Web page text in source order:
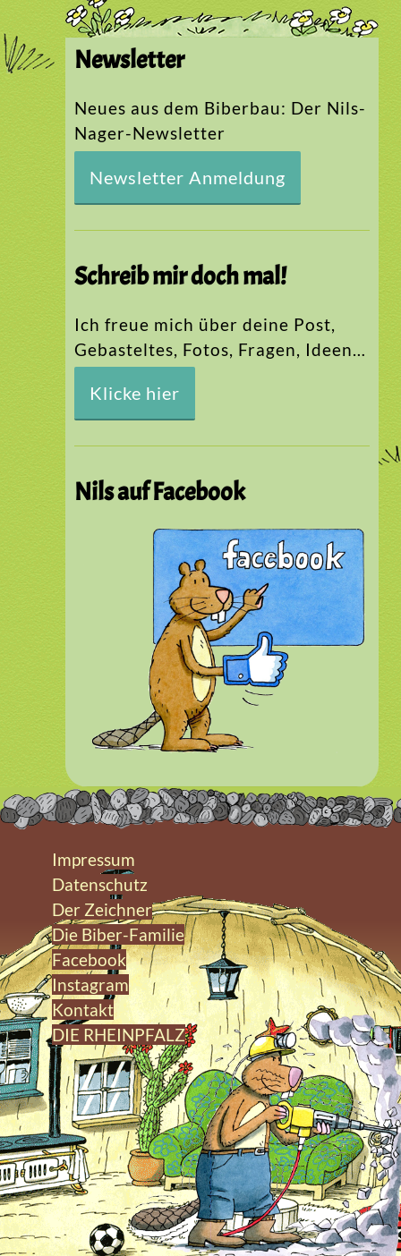
Newsletter
Neues aus dem Biberbau: Der Nils-
Nager-Newsletter
Newsletter Anmeldung
Schreib mir doch mal!
Ich freue mich über deine Post,
Gebasteltes, Fotos, Fragen, Ideen…
Klicke hier
Nils auf Facebook
Impressum
Datenschutz
Der Zeichner
Die Biber-Familie
Facebook
Instagram
Kontakt
DIE RHEINPFALZ